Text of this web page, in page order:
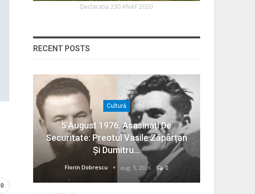
0
Declaratia 230 ANAF 2020
RECENT POSTS
Cultură
5 August 1976. Asasinați De
Securitate: Preotul Vasile Zăpârțan
Și Dumitru…
Florin Dobrescu aug. 5, 2026 0